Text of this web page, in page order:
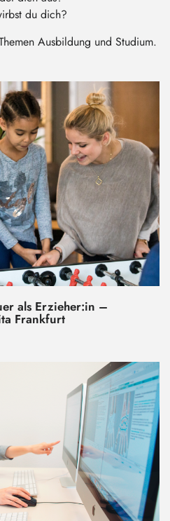
du dich?
Ausbildung und Studium.
als Erzieher:in –
Frankfurt